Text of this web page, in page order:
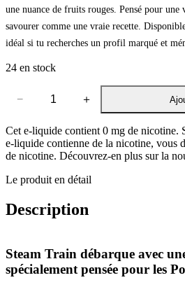
une nuance de fruits rouges. Pensé pour une
savourer comme une vraie recette.
idéal si tu recherches un profil marqué et
24 en stock
Steam
Train
-
20
/
60
Liquide
− ＋
Cet e-liquide contient 0 mg de nicotine.
e-liquide contienne de la nicotine, vous
de nicotine. Découvrez-en plus sur la
Le produit en détail
Description
Steam Train débarque avec
spécialement pensée pour les